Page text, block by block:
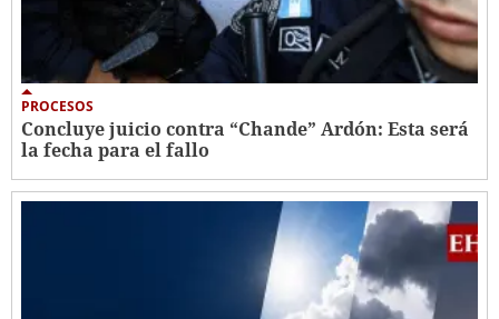
PROCESOS
Concluye juicio contra “Chande” Ardón: Esta será
la fecha para el fallo